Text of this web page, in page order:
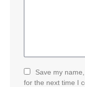
Save my
for the next time I